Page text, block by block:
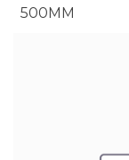
500MM